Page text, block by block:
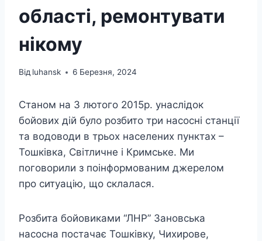
області, ремонтувати
нікому
Від luhansk 6 Березня, 2024
Станом на 3 лютого 2015р. унаслідок
бойових дій було розбито три насосні станції
та водоводи в трьох населених пунктах –
Тошківка, Світличне і Кримське. Ми
поговорили з поінформованим джерелом
про ситуацію, що склалася.
Розбита бойовиками “ЛНР” Зановська
насосна постачає Тошківку, Чихирове,